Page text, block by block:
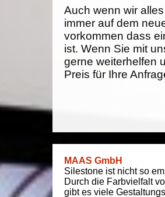
Auch wenn wir
immer auf dem
vorkommen dass
ist. Wenn Sie mit
gerne weiterhelfen
Preis für Ihre
MAAS GmbH
Silestone ist nicht so
Durch die Farbvielfalt
gibt es viele